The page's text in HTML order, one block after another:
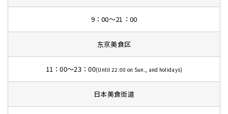
9：00～21：00
东京美食区
11：00～23：00(Until 22:00 on Sun., and holidays)
日本美食街道